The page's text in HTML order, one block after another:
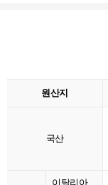
원산지
국산
이탈리아